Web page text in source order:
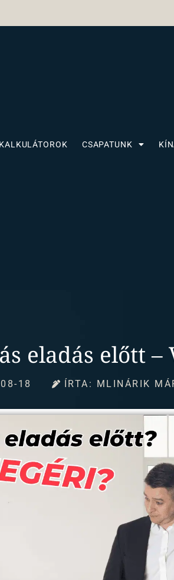
CSAPATUNK
eladás előtt –
18 ÍRTA: MLINÁRIK